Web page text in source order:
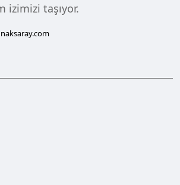
izimizi taşıyor.